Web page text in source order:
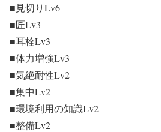
■見切りLv6
■匠Lv3
■耳栓Lv3
■体力増強Lv3
■気絶耐性Lv2
■集中Lv2
■環境利用の知識Lv2
■整備Lv2